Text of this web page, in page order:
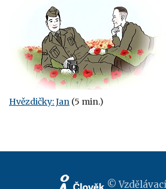
Hvězdičky: Jan (5 min.)
©